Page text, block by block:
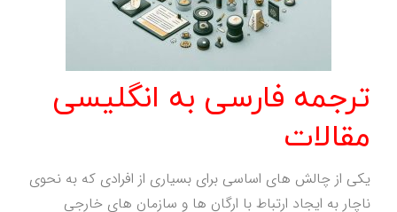
ترجمه فارسی به انگلیسی
مقالات
یکی از چالش های اساسی برای بسیاری از افرادی که به نحوی
ناچار به ایجاد ارتباط با ارگان ها و سازمان های خارجی